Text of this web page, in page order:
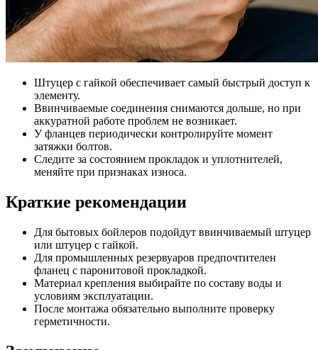
Штуцер с гайкой обеспечивает самый быстрый доступ к
элементу.
Ввинчиваемые соединения снимаются дольше, но при
аккуратной работе проблем не возникает.
У фланцев периодически контролируйте момент
затяжки болтов.
Следите за состоянием прокладок и уплотнителей,
меняйте при признаках износа.
Краткие рекомендации
Для бытовых бойлеров подойдут ввинчиваемый штуцер
или штуцер с гайкой.
Для промышленных резервуаров предпочтителен
фланец с паронитовой прокладкой.
Материал крепления выбирайте по составу воды и
условиям эксплуатации.
После монтажа обязательно выполните проверку
герметичности.